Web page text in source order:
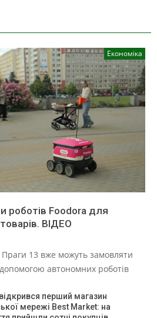
Економіка
роботів Foodora для
ВІДЕО
Праги 13 вже можуть замовляти
автономних роботів
перший магазин
мережі Best Market: на